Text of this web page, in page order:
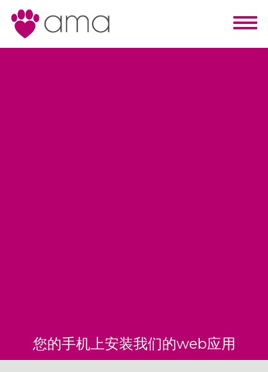
您的手机上安装我们的web应用